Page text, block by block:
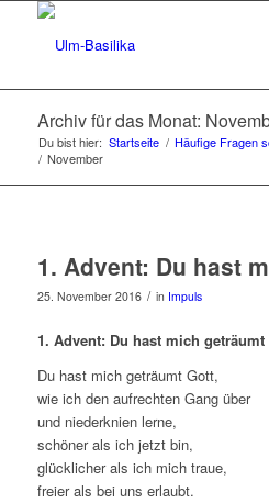
Archiv für das Monat:
Du bist hier: Startseite / Häufige Fragen
/ November
1. Advent: Du hast
25. November 2016 / in Impuls
1. Advent: Du hast mich geträumt
Du hast mich geträumt Gott,
wie ich den aufrechten Gang über
und niederknien lerne,
schöner als ich jetzt bin,
glücklicher als ich mich traue,
freier als bei uns erlaubt.